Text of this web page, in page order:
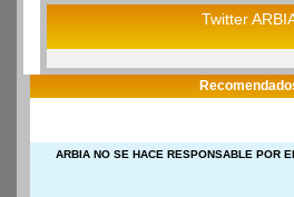
Twitter
ARBIA NO SE HACE RESPONSABLE POR